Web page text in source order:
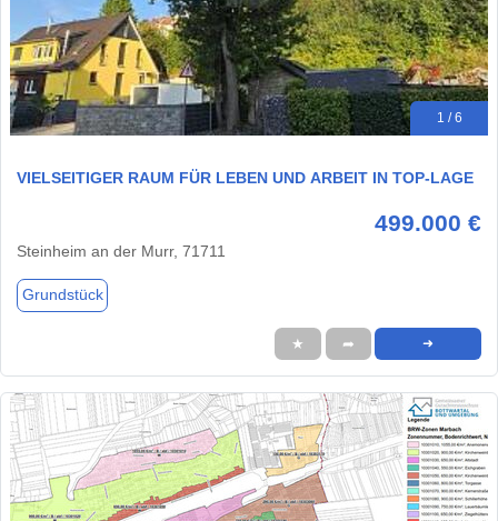
1 / 6
VIELSEITIGER RAUM FÜR LEBEN UND ARBEIT IN TOP-LAGE
499.000 €
Steinheim an der Murr, 71711
Grundstück
★ ➦ ➜